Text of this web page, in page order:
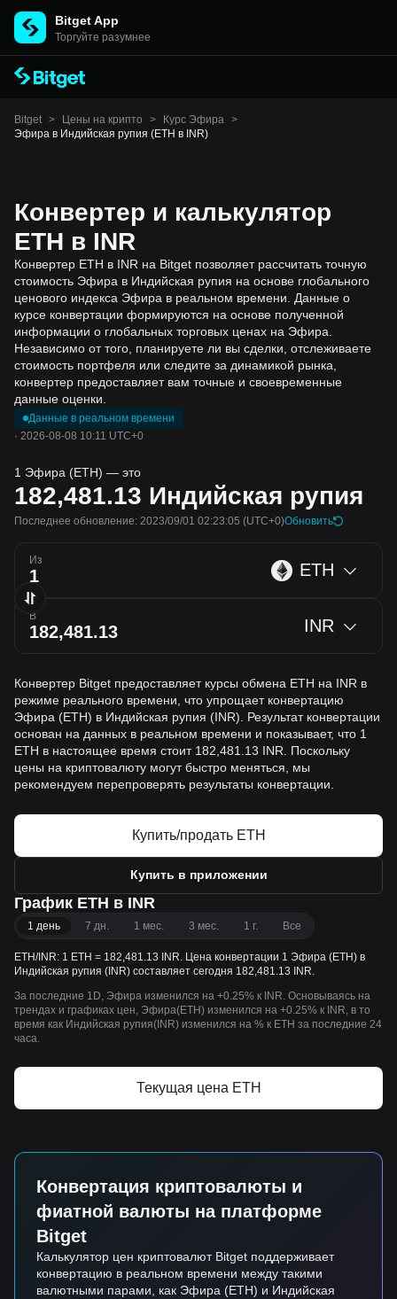
Bitget App
Торгуйте разумнее
Bitget > Цены на крипто > Курс Эфира >
Эфира в Индийская рупия (ETH в INR)
Конвертер и калькулятор
ETH в INR
Конвертер ETH в INR на Bitget позволяет рассчитать точную
стоимость Эфира в Индийская рупия на основе глобального
ценового индекса Эфира в реальном времени. Данные о
курсе конвертации формируются на основе полученной
информации о глобальных торговых ценах на Эфира.
Независимо от того, планируете ли вы сделки, отслеживаете
стоимость портфеля или следите за динамикой рынка,
конвертер предоставляет вам точные и своевременные
данные оценки.
Данные в реальном времени
· 2026-08-08 10:11 UTC+0
1 Эфира (ETH) — это
182,481.13 Индийская рупия
Последнее обновление: 2023/09/01 02:23:05 (UTC+0)Обновить
Из ETH
В INR
Конвертер Bitget предоставляет курсы обмена ETH на INR в
режиме реального времени, что упрощает конвертацию
Эфира (ETH) в Индийская рупия (INR). Результат конвертации
основан на данных в реальном времени и показывает, что 1
ETH в настоящее время стоит 182,481.13 INR. Поскольку
цены на криптовалюту могут быстро меняться, мы
рекомендуем перепроверять результаты конвертации.
Купить/продать ETH
Купить в приложении
График ETH в INR
1 день 7 дн. 1 мес. 3 мес. 1 г. Все
ETH/INR: 1 ETH = 182,481.13 INR. Цена конвертации 1 Эфира (ETH) в
Индийская рупия (INR) составляет сегодня 182,481.13 INR.
За последние 1D, Эфира изменился на +0.25% к INR. Основываясь на
трендах и графиках цен, Эфира(ETH) изменился на +0.25% к INR, в то
время как Индийская рупия(INR) изменился на % к ETH за последние 24
часа.
Текущая цена ETH
Конвертация криптовалюты и
фиатной валюты на платформе
Bitget
Калькулятор цен криптовалют Bitget поддерживает
конвертацию в реальном времени между такими
валютными парами, как Эфира (ETH) и Индийская